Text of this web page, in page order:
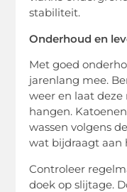
stabiliteit.
Onderhoud en
Met goed
jarenlang mee.
weer en laat
hangen.
wassen volgens
wat bijdraagt aan
Controleer
doek op slijtage.